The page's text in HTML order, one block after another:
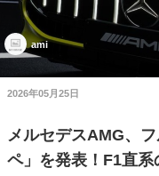
ami
2026年05月25日
メルセデスAMG、
ペ」を発表！F1直